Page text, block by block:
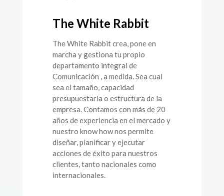
The White Rabbit
The White Rabbit crea, pone en
marcha y gestiona tu propio
departamento integral de
Comunicación , a medida. Sea cual
sea el tamaño, capacidad
presupuestaria o estructura de la
empresa. Contamos con más de 20
años de experiencia en el mercado y
nuestro know how nos permite
diseñar, planificar y ejecutar
acciones de éxito para nuestros
clientes, tanto nacionales como
internacionales.